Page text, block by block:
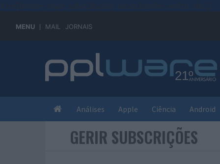
MENU MAIL JORNAIS
Análises Apple Ciência Android
GERIR SUBSCRIÇÕES